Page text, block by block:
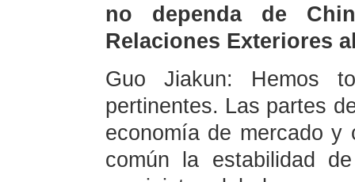
no dependa de
Relaciones Exteriores
Guo Jiakun: Hemos
pertinentes. Las partes
economía de mercado y
común la estabilidad